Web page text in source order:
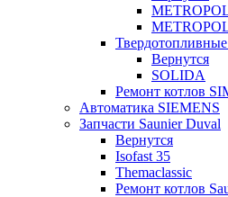
Вернутся
SOLIDA
Ремонт котлов
Автоматика SIEMENS
Запчасти Saunier Duval
Вернутся
Isofast 35
Themaclassic
Ремонт котлов